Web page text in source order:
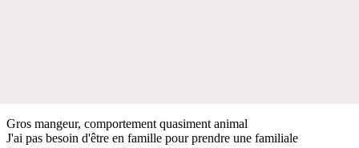
Gros mangeur, comportement quasiment animal
J'ai pas besoin d'être en famille pour prendre une familiale